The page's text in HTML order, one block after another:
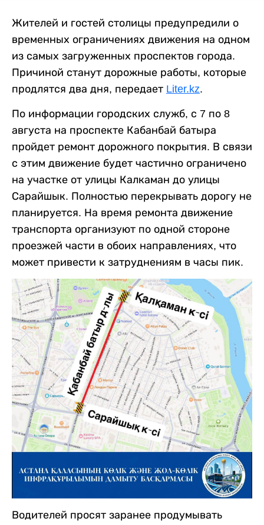
Жителей и гостей столицы предупредили о
временных ограничениях движения на одном
из самых загруженных проспектов города.
Причиной станут дорожные работы, которые
продлятся два дня, передает Liter.kz.
По информации городских служб, с 7 по 8
августа на проспекте Кабанбай батыра
пройдет ремонт дорожного покрытия. В связи
с этим движение будет частично ограничено
на участке от улицы Калкаман до улицы
Сарайшык. Полностью перекрывать дорогу не
планируется. На время ремонта движение
транспорта организуют по одной стороне
проезжей части в обоих направлениях, что
может привести к затруднениям в часы пик.
Водителей просят заранее продумывать